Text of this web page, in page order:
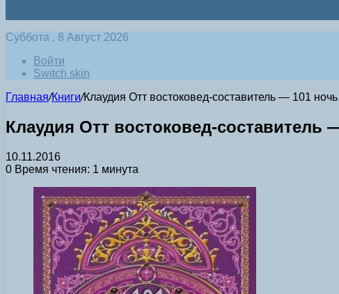
Суббота , 8 Август 2026
Войти
Switch skin
Главная/Книги/Клаудия Отт востоковед-составитель — 101
Клаудия Отт востоковед-
10.11.2016
0 Время чтения: 1 минута